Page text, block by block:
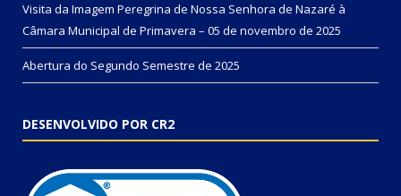
Visita da Imagem Peregrina de Nossa Senhora de Nazaré à
Câmara Municipal de Primavera – 05 de novembro de 2025
Abertura do Segundo Semestre de 2025
DESENVOLVIDO POR CR2